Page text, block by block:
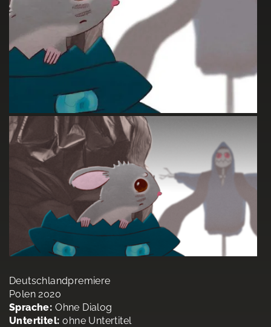
Deutschlandpremiere
Polen 2020
Sprache: Ohne Dialog
Untertitel: ohne Untertitel